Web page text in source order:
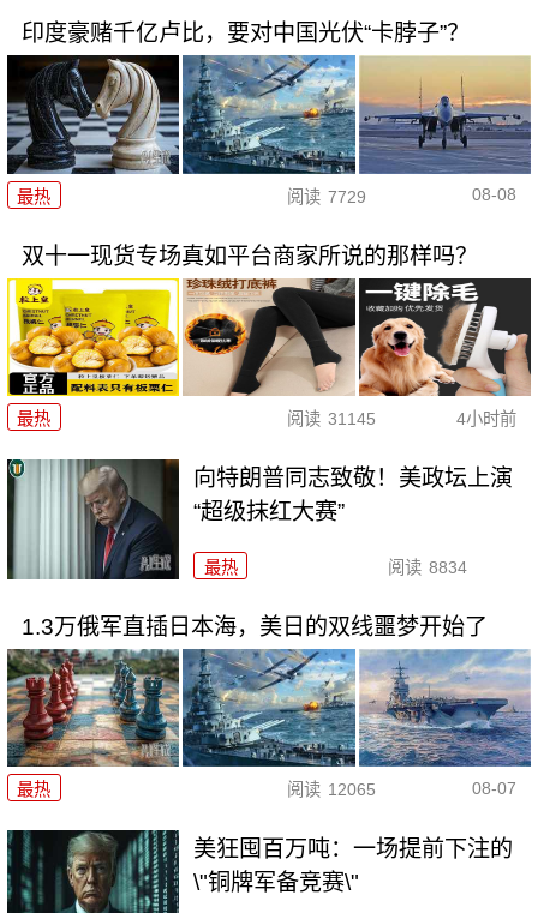
印度豪赌千亿卢比，要对中国光伏“卡脖子”？
最热 阅读 7729 08-08
双十一现货专场真如平台商家所说的那样吗？
最热 阅读 31145 4小时前
向特朗普同志致敬！美政坛上演
“超级抹红大赛”
最热 阅读 8834
1.3万俄军直插日本海，美日的双线噩梦开始了
最热 阅读 12065 08-07
美狂囤百万吨：一场提前下注的
\"铜牌军备竞赛\"